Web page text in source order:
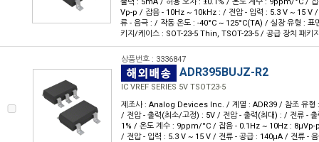
Vp-p / 잡음 - 10Hz ~ 10kHz : / 전압 - 입력 : 5.3 V ~ 15 V
류 - 음극 : / 작동 온도 : -40°C ~ 125°C(TA) / 실장 유형 :
키지/케이스 : SOT-23-5 Thin, TSOT-23-5 / 공급 장치 패키
상품번호 : 3336847
ADR395BUJZ-R2
IC VREF SERIES 5V TSOT23-5
제조사 : Analog Devices Inc. / 계열 : ADR39 / 참조 유형
/ 전압 - 출력(최소/고정) : 5V / 전압 - 출력(최대) : / 전류 -
1% / 온도 계수 : 9ppm/°C / 잡음 - 0.1Hz ~ 10Hz :
/ 전압 - 입력 : 5.3 V ~ 15 V / 전류 - 공급 : 140µA / 전류 -